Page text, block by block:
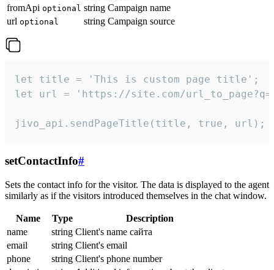
fromApi optional string Campaign name
url optional string Campaign source
let title = 'This is custom page title';
let url = 'https://site.com/
jivo_api.sendPageTitle(title, true, url);
setContactInfo#
Sets the contact info for the visitor. The data is displayed to the agent
similarly as if the visitors introduced themselves in the chat window.
Name Type
Description
name
string Client's name сайта
email
string Client's email
phone
string Client's phone number